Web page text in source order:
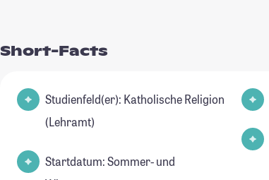
Short-Facts
Studienfeld(er): Katholische Religion
(Lehramt)
Startdatum: Sommer- und